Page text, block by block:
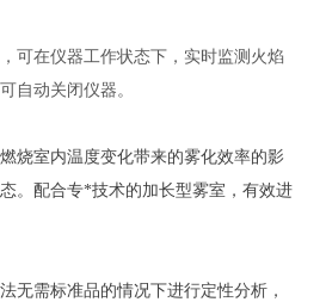
可在仪器工作状态下，实时监测火焰
自动关闭仪器。
烧室内温度变化带来的雾化效率的影
。配合专*技术的加长型雾室，有效进
无需标准品的情况下进行定性分析，